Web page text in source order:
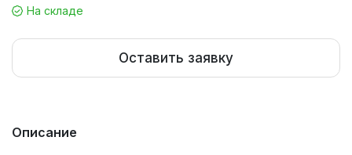
На складе
Оставить заявку
Описание